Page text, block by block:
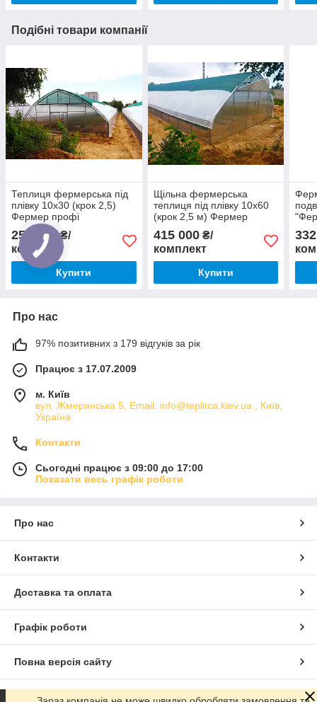
Подібні товари компанії
Теплиця фермерська під
плівку 10х30 (крок 2,5)
Фермер профі
254 344₴/
комплект
Купити
Щільна фермерська
теплиця під плівку 10х60
(крок 2,5 м) Фермер
415 000₴/
комплект
Купити
Про нас
97% позитивних з 179 відгуків за рік
Працює з 17.07.2009
м. Київ
вул. Жмеринська 5, Email: info@teplitca.kiev.ua , Київ,
Україна
Контакти
Сьогодні працює з 09:00 до 17:00
Показати весь графік роботи
Про нас
Контакти
Доставка та оплата
Графік роботи
Повна версія сайту
Сайт створено на маркетплейсі Prom.ua